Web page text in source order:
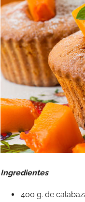
Ingredientes
400 g. de